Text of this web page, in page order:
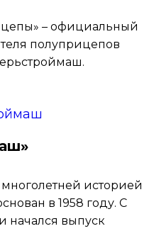
– официальный
полуприцепов
историей
в 1958 году. С
начался выпуск